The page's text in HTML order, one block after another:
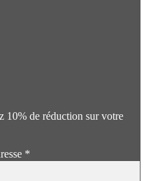
10% de réduction sur votre
*